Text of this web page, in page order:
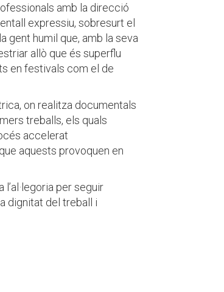
amb la direcció
expressiu, sobresurt el
gent humil que, amb la seva
allò que és superflu
en festivals com el de
on realitza documentals
treballs, els quals
accelerat
aquests provoquen en
per seguir
dignitat del treball i